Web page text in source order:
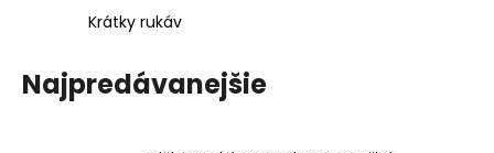
Krátky rukáv
Najpredávanejšie
s